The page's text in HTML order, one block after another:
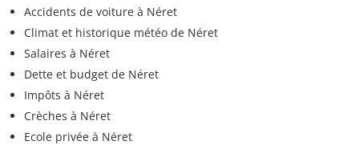
Accidents de voiture à Néret
Climat et historique météo de Néret
Salaires à Néret
Dette et budget de Néret
Impôts à Néret
Crèches à Néret
Ecole privée à Néret